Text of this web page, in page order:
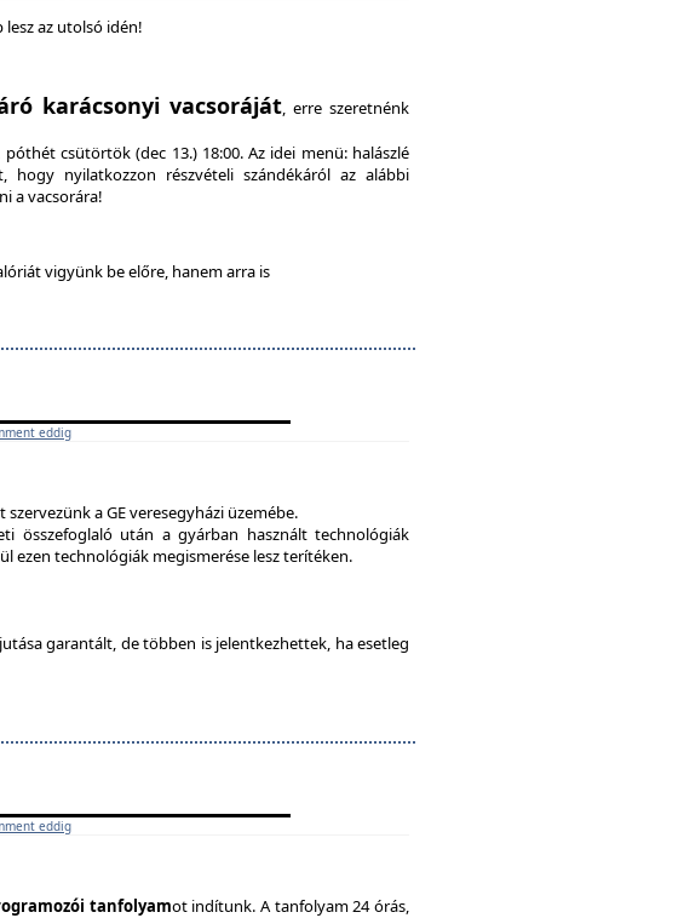
az utolsó idén!
karácsonyi vacsoráját, erre szeretnénk
csütörtök (dec 13.) 18:00. Az idei menü: halászlé
hogy nyilatkozzon részvételi szándékáról az alábbi
a vacsorára!
vigyünk be előre, hanem arra is
eddig
a GE veresegyházi üzemébe.
összefoglaló után a gyárban használt technológiák
ezen technológiák megismerése lesz terítéken.
garantált, de többen is jelentkezhettek, ha esetleg
eddig
tanfolyamot indítunk. A tanfolyam 24 órás,